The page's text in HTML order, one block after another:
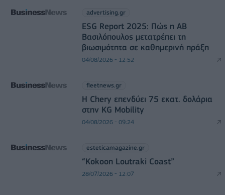
advertising.gr
ESG Report 2025: Πώς η ΑΒ
Βασιλόπουλος μετατρέπει τη
βιωσιμότητα σε καθημερινή πράξη
04/08/2026 - 12:52
fleetnews.gr
Η Chery επενδύει 75 εκατ. δολάρια
στην KG Mobility
04/08/2026 - 09:24
esteticamagazine.gr
“Kokoon Loutraki Coast”
28/07/2026 - 12:07